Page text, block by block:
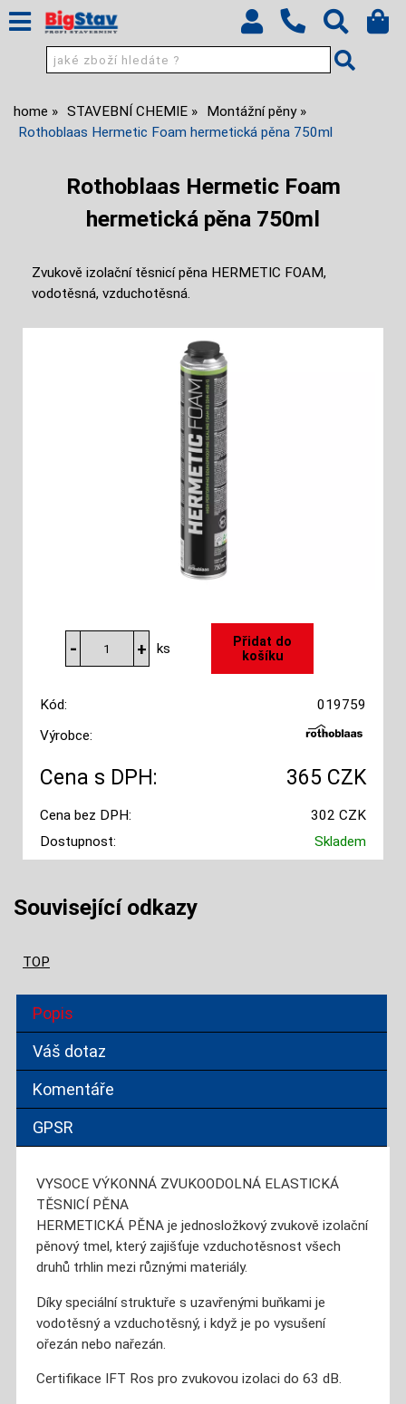
home STAVEBNÍ CHEMIE
Montážní pěny
Rothoblaas Hermetic Foam hermetická pěna 750ml
Rothoblaas Hermetic Foam
hermetická pěna 750ml
Zvukově izolační těsnicí pěna HERMETIC FOAM,
vodotěsná, vzduchotěsná.
ks
Kód:
019759
Výrobce:
Cena s DPH: 365 CZK
Cena bez DPH:
302 CZK
Dostupnost:
Skladem
Související odkazy
TOP
Popis
Váš dotaz
Komentáře
GPSR
VYSOCE VÝKONNÁ ZVUKOODOLNÁ ELASTICKÁ
TĚSNICÍ PĚNA
HERMETICKÁ PĚNA je jednosložkový zvukově izolační
pěnový tmel, který zajišťuje vzduchotěsnost všech
druhů trhlin mezi různými materiály.
Díky speciální struktuře s uzavřenými buňkami je
vodotěsný a vzduchotěsný, i když je po vysušení
ořezán nebo nařezán.
Certifikace IFT Ros pro zvukovou izolaci do 63 dB.